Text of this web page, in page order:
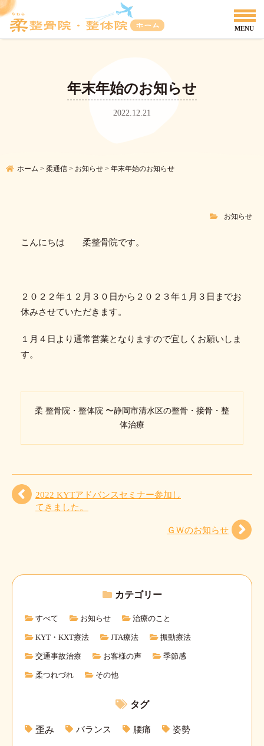
年末年始のお知らせ
2022.12.21
ホーム > 柔通信 > お知らせ > 年末年始のお知らせ
お知らせ
こんにちは 柔整骨院です。
２０２２年１２月３０日から２０２３年１月３日までお
休みさせていただきます。
１月４日より通常営業となりますので宜しくお願いしま
す。
柔 整骨院・整体院 〜静岡市清水区の整骨・接骨・整
体治療
2022 KYTアドバンスセミナー参加し
てきました。
ＧＷのお知らせ
カテゴリー
すべて お知らせ 治療のこと
KYT・KXT療法 JTA療法 振動療法
交通事故治療 お客様の声 季節感
柔つれづれ その他
タグ
歪み バランス 腰痛 姿勢